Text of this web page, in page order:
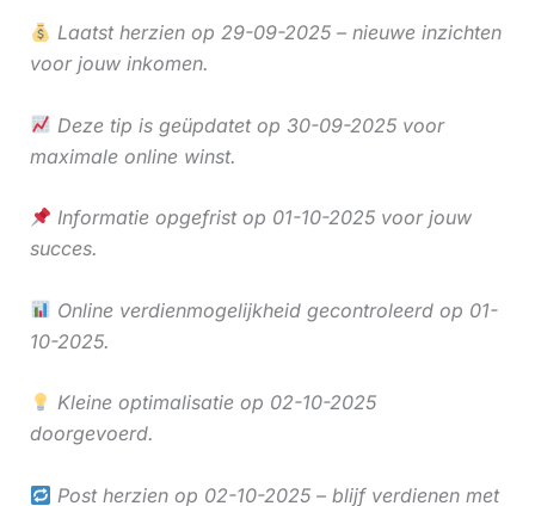
Laatst herzien op 29-09-2025 – nieuwe inzichten
voor jouw inkomen.
Deze tip is geüpdatet op 30-09-2025 voor
maximale online winst.
Informatie opgefrist op 01-10-2025 voor jouw
succes.
Online verdienmogelijkheid gecontroleerd op 01-
10-2025.
Kleine optimalisatie op 02-10-2025
doorgevoerd.
Post herzien op 02-10-2025 – blijf verdienen met